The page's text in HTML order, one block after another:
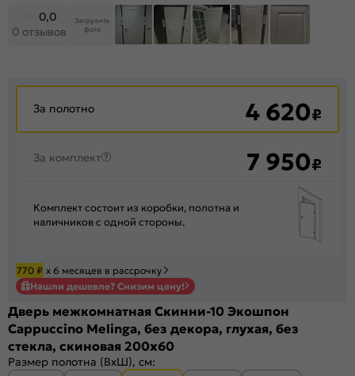
0,0
0 отзывов
Загрузить
фото
За полотно 4 620₽
За комплект 7 950₽
Комплект состоит из коробки, полотна и
наличников с одной стороны.
770 ₽ х 6 месяцев в рассрочку
Нашли дешевле? Снизим цену!
Дверь межкомнатная Скинни-10 Экошпон
Cappuccino Melinga, без декора, глухая, без
стекла, скиновая 200x60
Размер полотна (ВхШ), см: